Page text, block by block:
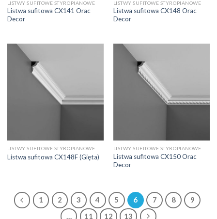
LISTWY SUFITOWE STYROPIANOWE
Listwa sufitowa CX141 Orac
Decor
LISTWY SUFITOWE STYROPIANOWE
Listwa sufitowa CX148 Orac
Decor
LISTWY SUFITOWE STYROPIANOWE
Listwa sufitowa CX148F (Gięta)
LISTWY SUFITOWE STYROPIANOWE
Listwa sufitowa CX150 Orac
Decor
1 2 3 4 5 6 7 8
9
…
11 12 13